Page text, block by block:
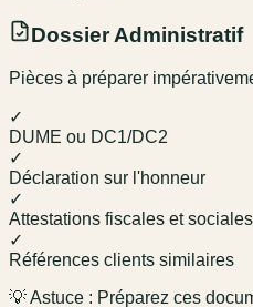
Dossier Administratif
Pièces à préparer
✓
DUME ou DC1/DC2
✓
Déclaration sur l'honneur
✓
Attestations fiscales et sociales
✓
Références clients similaires
💡 Astuce : Préparez ces